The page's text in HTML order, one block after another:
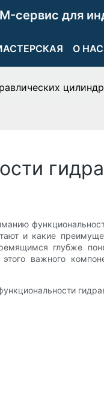
сервис для
О НАС
и какие
глубже
важного